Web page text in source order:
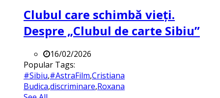
Clubul care schimbă vieți.
Despre „Clubul de carte Sibiu”
16/02/2026
Popular Tags:
#Sibiu,#AstraFilm,Cristiana
Budica,discriminare,Roxana